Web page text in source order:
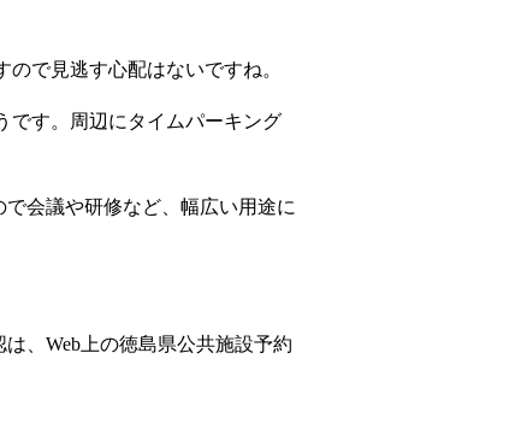
で見逃す心配はないですね。
です。周辺にタイムパーキング
会議や研修など、幅広い用途に
、Web上の徳島県公共施設予約